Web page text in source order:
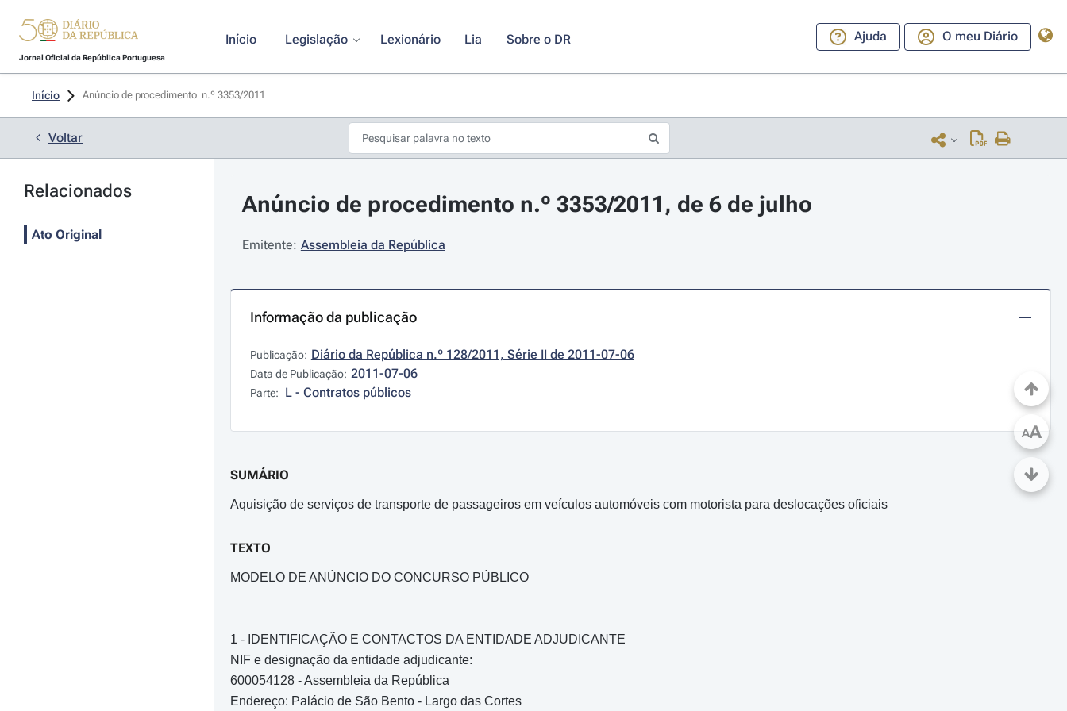
Jornal Oficial da República Portuguesa
Início Legislação Lexionário Lia Sobre o DR Ajuda O meu Diário
Início Anúncio de procedimento  n.º 3353/2011
Voltar
Relacionados
Ato Original
Anúncio de procedimento n.º 3353/2011, de 6 de julho
Emitente: Assembleia da República
Informação da publicação
Publicação: Diário da República n.º 128/2011, Série II de 2011-07-06
Data de Publicação: 2011-07-06
Parte: L - Contratos públicos
SUMÁRIO
Aquisição de serviços de transporte de passageiros em veículos automóveis com motorista para deslocações oficiais
TEXTO
MODELO DE ANÚNCIO DO CONCURSO PÚBLICO
1 - IDENTIFICAÇÃO E CONTACTOS DA ENTIDADE ADJUDICANTE
NIF e designação da entidade adjudicante:
600054128 - Assembleia da República
Endereço: Palácio de São Bento - Largo das Cortes
AA